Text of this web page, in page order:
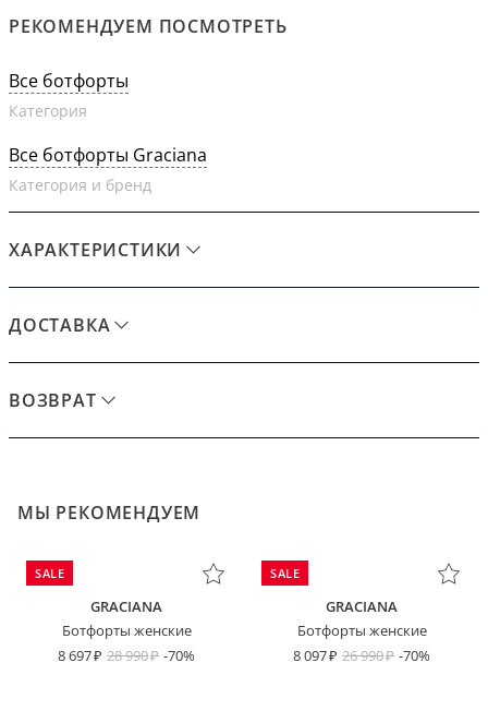
РЕКОМЕНДУЕМ ПОСМОТРЕТЬ
Все ботфорты
Категория
Все ботфорты Graciana
Категория и бренд
ХАРАКТЕРИСТИКИ
ДОСТАВКА
ВОЗВРАТ
МЫ РЕКОМЕНДУЕМ
SALE
GRACIANA
Ботфорты женские
8 697
28 990 -70%
SALE
GRACIANA
Ботфорты женские
8 097
26 990 -70%